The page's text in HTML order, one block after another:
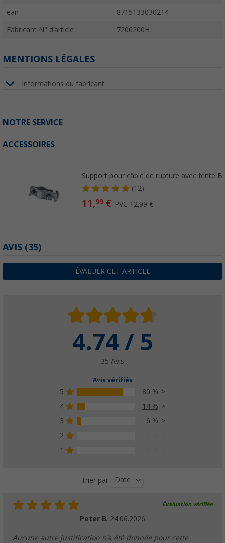
ean 8715133030214
Fabricant N° d'article 7206200H
MENTIONS LÉGALES
Informations du fabricant
NOTRE SERVICE
ACCESSOIRES
Support pour câble de rupture avec fente
(12)
11,99 € PVC12,99 €
AVIS (35)
ÉVALUER CET ARTICLE
4.74 / 5
35 Avis
Avis vérifiés
5
80 %
4
14 %
3
6 %
2
1
Trier par Date
Évaluation vérifiée
Peter B. 24.06.2026
Aucune autre justification n'a été donnée pour cette